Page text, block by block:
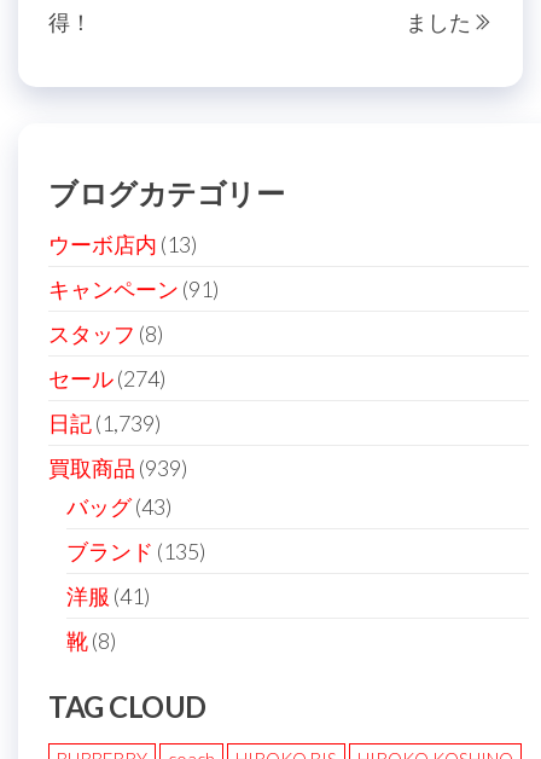
ナ
ビ
シ
ョ
ン
の
得！
ました
ブログカテゴリー
ウーボ店内 (13)
キャンペーン (91)
スタッフ (8)
セール(274)
日記(1,739)
買取商品 (939)
バッグ(43)
ブランド (135)
洋服 (41)
靴(8)
TAG CLOUD